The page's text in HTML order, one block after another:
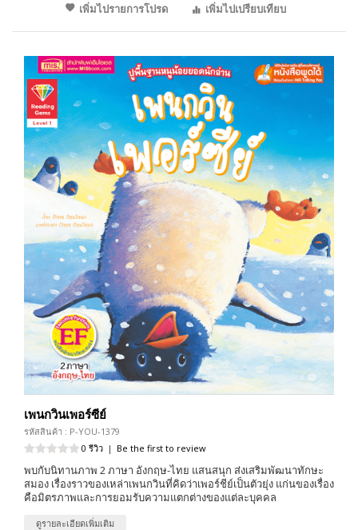
เพิ่มไปรายการโปรด
เพิ่มไปเปรียบเทียบ
เพนกวินเพอร์ซีย์
รหัสสินค้า : P-YOU-1379
0 รีวิว | Be the first to review
พบกับนิทานภาพ 2 ภาษา อังกฤษ-ไทย แสนสนุก ส่งเสริมพัฒนาทักษะ
สมอง เรื่องราวของเหล่าเพนกวินที่คิดว่าเพอร์ชีย์เป็นตัวยุ่ง แก่นของเรื่อง
คือมิตรภาพและการยอมรับความแตกต่างของแต่ละบุคคล
ดูรายละเอียดเพิ่มเติม